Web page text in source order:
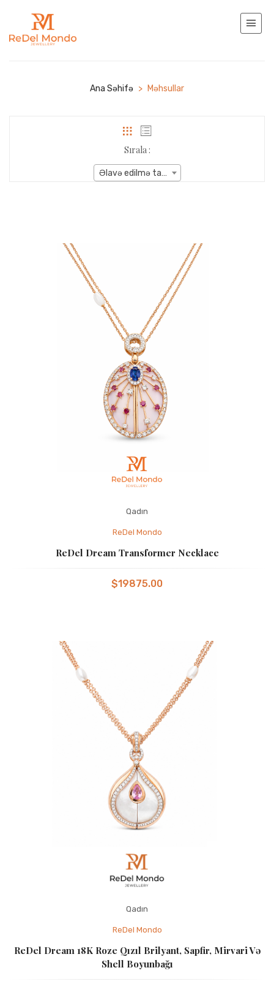
Ana Səhifə > Məhsullar
Sırala :
Əlavə edilmə tarixi
Qadın
ReDel Mondo
ReDel Dream Transformer Necklace
$19875.00
Qadın
ReDel Mondo
ReDel Dream 18K Roze Qızıl Brilyant, Sapfir, Mirvari Və
Shell Boyunbağı